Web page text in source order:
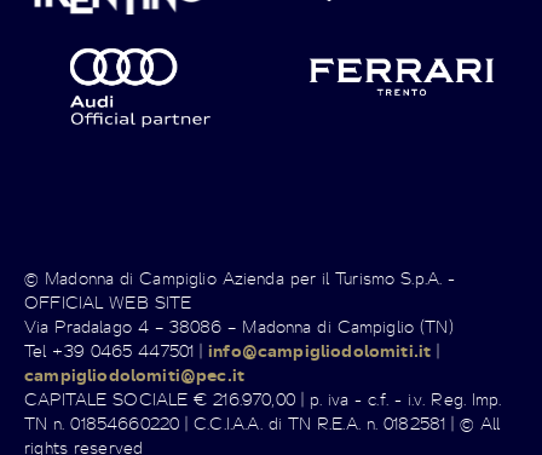
© Madonna di Campiglio Azienda per il Turismo S.p.A. -
OFFICIAL WEB SITE
Via Pradalago 4 – 38086 – Madonna di Campiglio (TN)
Tel +39 0465 447501 |info@campigliodolomiti.it |
campigliodolomiti@pec.it
CAPITALE SOCIALE € 216.970,00 | p. iva - c.f. - i.v. Reg. Imp.
TN n. 01854660220 | C.C.I.A.A. di TN R.E.A. n. 0182581 | © All
rights reserved